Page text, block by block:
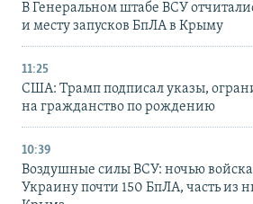
В Генеральном штабе ВСУ
и месту запусков БпЛА в Крыму
11:25
США: Трамп подписал указы,
на гражданство по рождению
10:39
Воздушные силы ВСУ: ночью
Украину почти 150 БпЛА, часть из